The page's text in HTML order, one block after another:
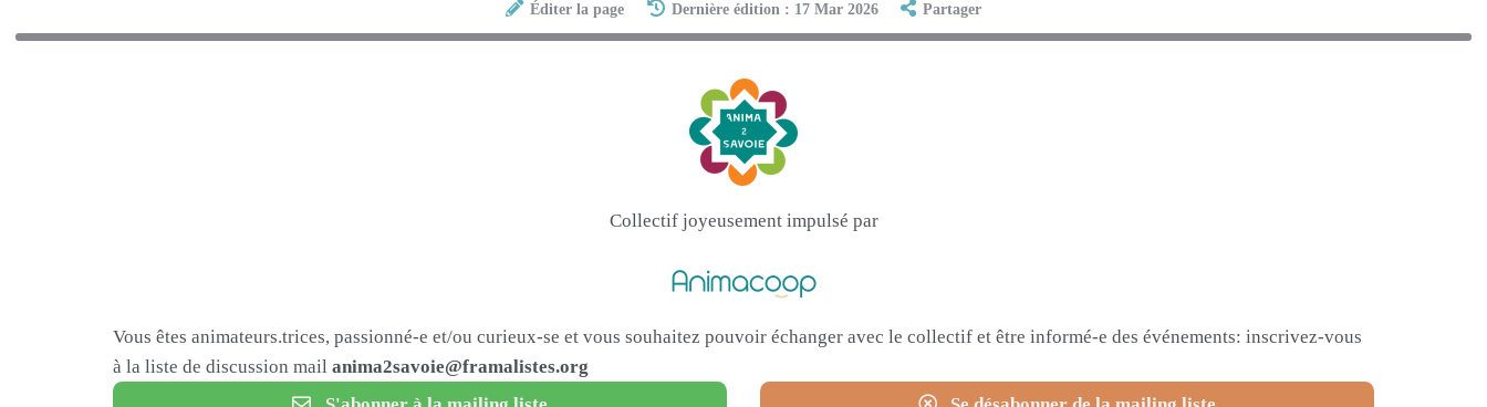
Éditer la page Dernière édition : 17 Mar 2026 Partager
Collectif joyeusement impulsé par
Vous êtes animateurs.trices, passionné-e et/ou curieux-se et vous souhaitez pouvoir échanger avec le collectif et être informé-e des événements: inscrivez-vous
à la liste de discussion mail anima2savoie@framalistes.org